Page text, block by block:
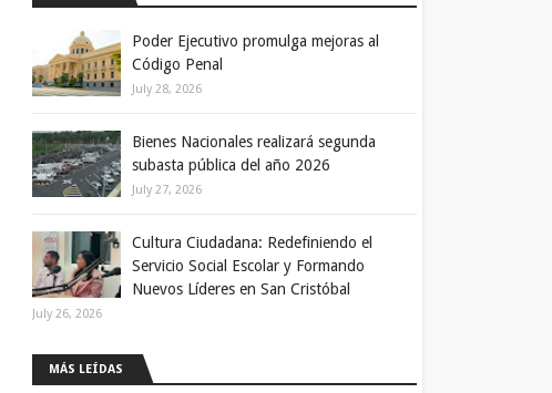
Poder Ejecutivo promulga mejoras al
Código Penal
July 28, 2026
Bienes Nacionales realizará segunda
subasta pública del año 2026
July 27, 2026
Cultura Ciudadana: Redefiniendo el
Servicio Social Escolar y Formando
Nuevos Líderes en San Cristóbal
July 26, 2026
MÁS LEÍDAS